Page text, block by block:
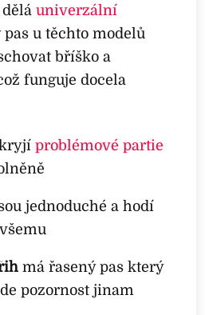
děláuniverzální
pas u těchto modelů
bříško a
funguje docela
problémové partie
jednoduché a hodí
má řasený pas který
pozornost jinam